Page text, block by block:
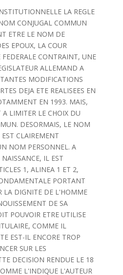
LA REGLE
CONJUGAL COMMUN
ETRE LE NOM DE
EPOUX, LA COUR
CONTRAINT, UNE
ALLEMAND A
MODIFICATIONS
DEJA ETE REALISEES EN
EN 1993. MAIS,
LIMITER LE CHOIX DU
DESORMAIS, LE NOM
CLAIREMENT
NOM PERSONNEL. A
IL EST
1, ALINEA 1 ET 2,
PORTANT
LA DIGNITE DE L'HOMME
DE SA
POUVOIR ETRE UTILISE
COMME IL
EST-IL ENCORE TROP
SUR LES
DECISION RENDUE LE 18
L'INDIQUE L'AUTEUR